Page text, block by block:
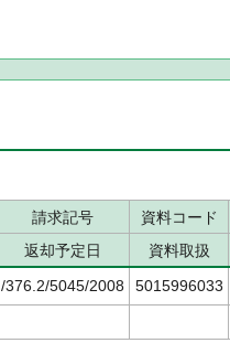
請求記号
資料コード
返却予定日
資料取扱
/376.2/5045/2008
5015996033